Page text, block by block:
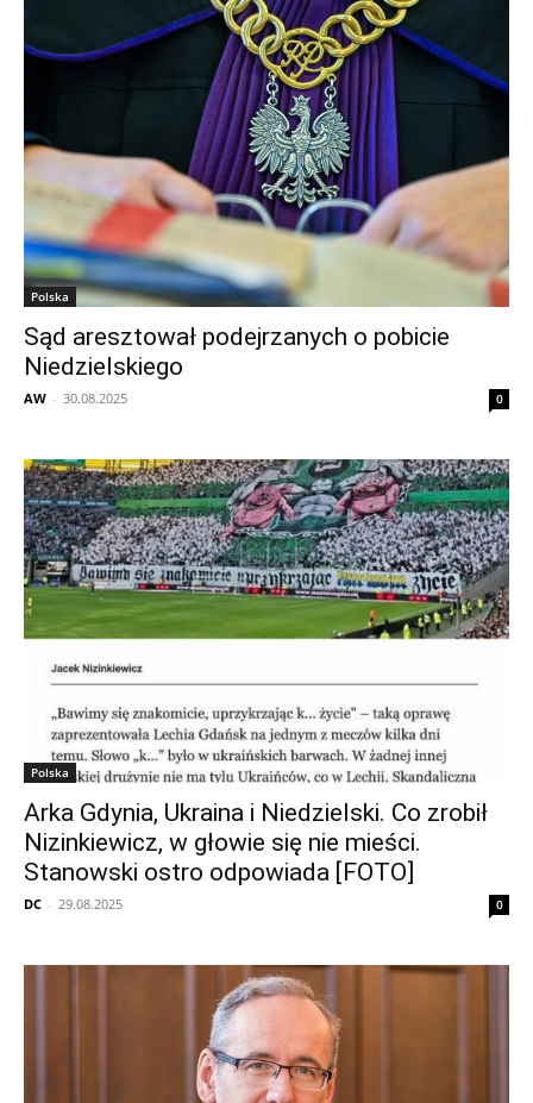
Polska
Sąd aresztował podejrzanych o pobicie
Niedzielskiego
AW - 30.08.2025 0
Polska
Arka Gdynia, Ukraina i Niedzielski. Co zrobił
Nizinkiewicz, w głowie się nie mieści.
Stanowski ostro odpowiada [FOTO]
DC - 29.08.2025 0